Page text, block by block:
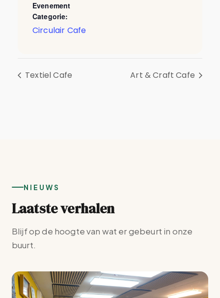
Evenement
Categorie:
Circulair Cafe
Textiel Cafe Art & Craft Cafe
NIEUWS
Laatste verhalen
Blijf op de hoogte van wat er gebeurt in onze
buurt.